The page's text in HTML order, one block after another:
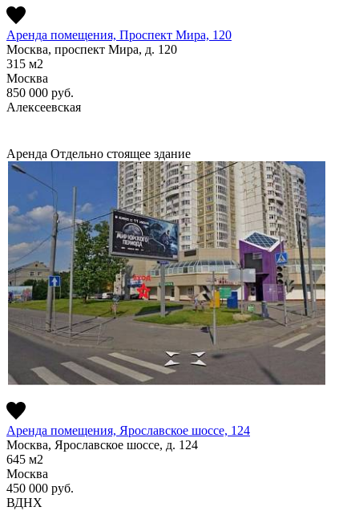
Аренда помещения, Проспект Мира, 120
Москва, проспект Мира, д. 120
315 м2
Москва
850 000 руб.
Алексеевская
Аренда Отдельно стоящее здание
Аренда помещения, Ярославское шоссе, 124
Москва, Ярославское шоссе, д. 124
645 м2
Москва
450 000 руб.
ВДНХ